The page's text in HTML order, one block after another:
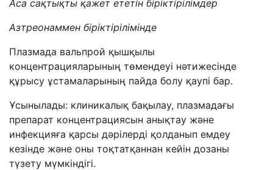
Аса сақтықты қажет ететін біріктірілімдер
Азтреонаммен біріктірілімінде
Плазмада вальпрой қышқылы
концентрацияларының төмендеуі нәтижесінде
құрысу ұстамаларының пайда болу қаупі бар.
Ұсынылады: клиникалық бақылау, плазмадағы
препарат концентрациясын анықтау және
инфекцияға қарсы дәрілерді қолданып емдеу
кезінде және оны тоқтатқаннан кейін дозаны
түзету мүмкіндігі.